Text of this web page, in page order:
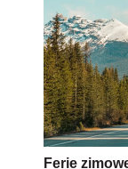
Ferie